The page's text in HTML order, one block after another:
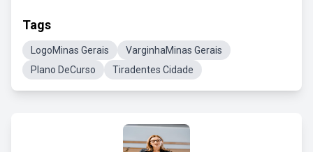
Tags
LogoMinas Gerais
VarginhaMinas Gerais
Plano DeCurso
Tiradentes Cidade